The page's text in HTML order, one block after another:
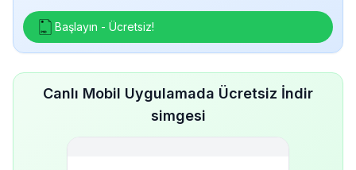
Başlayın - Ücretsiz!
Canlı Mobil Uygulamada Ücretsiz İndir
simgesi